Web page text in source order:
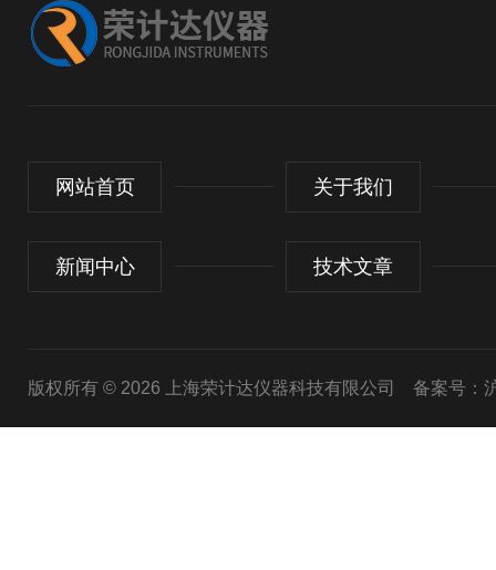
网站首页 关于我们
新闻中心 技术文章
版权所有 © 2026 上海荣计达仪器科技有限公司 备案号：